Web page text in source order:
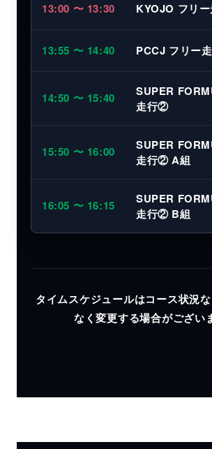
13:00 〜 13:30 KYOJO フリ
13:55 〜 14:40 PCCJ フリー
14:50 〜 15:40
SUPER
走行②
15:50 〜 16:00
SUPER
走行② A組
16:05 〜 16:15
SUPER
走行② B組
タイムスケジュールはコース状況
なく変更する場合がござい